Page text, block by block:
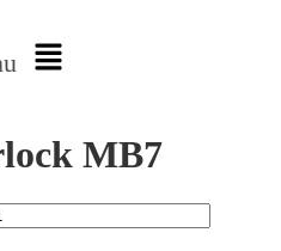
MB7